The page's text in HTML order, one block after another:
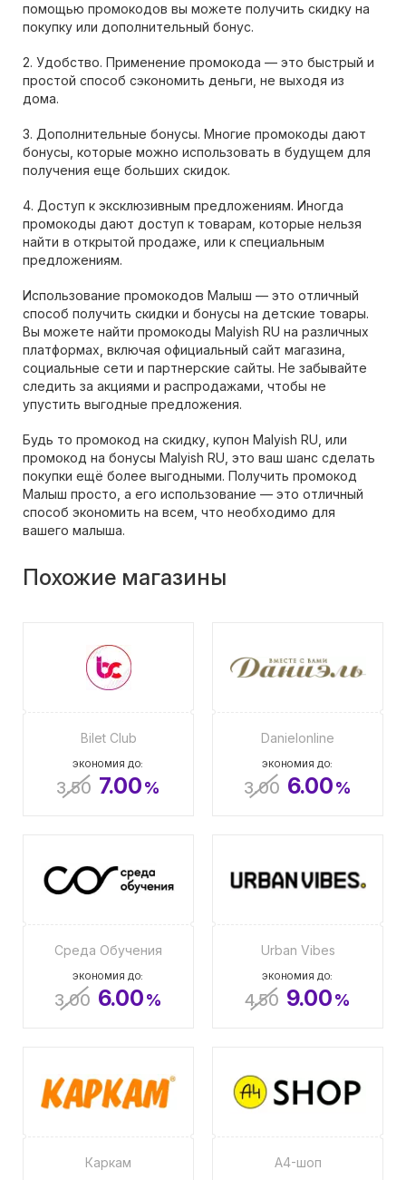
помощью промокодов вы можете получить скидку на
покупку или дополнительный бонус.
2. Удобство. Применение промокода — это быстрый и
простой способ сэкономить деньги, не выходя из
дома.
3. Дополнительные бонусы. Многие промокоды дают
бонусы, которые можно использовать в будущем для
получения еще больших скидок.
4. Доступ к эксклюзивным предложениям. Иногда
промокоды дают доступ к товарам, которые нельзя
найти в открытой продаже, или к специальным
предложениям.
Использование промокодов Малыш — это отличный
способ получить скидки и бонусы на детские товары.
Вы можете найти промокоды Malyish RU на различных
платформах, включая официальный сайт магазина,
социальные сети и партнерские сайты. Не забывайте
следить за акциями и распродажами, чтобы не
упустить выгодные предложения.
Будь то промокод на скидку, купон Malyish RU, или
промокод на бонусы Malyish RU, это ваш шанс сделать
покупки ещё более выгодными. Получить промокод
Малыш просто, а его использование — это отличный
способ экономить на всем, что необходимо для
вашего малыша.
Похожие магазины
Bilet Club
ЭКОНОМИЯ ДО:
3.50 7.00%
Danielonline
ЭКОНОМИЯ ДО:
3.00 6.00%
Среда Обучения
ЭКОНОМИЯ ДО:
3.00 6.00%
Urban Vibes
ЭКОНОМИЯ ДО:
4.50 9.00%
Каркам А4-шоп